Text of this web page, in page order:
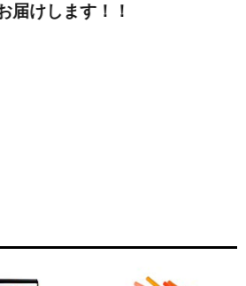
届けします！！